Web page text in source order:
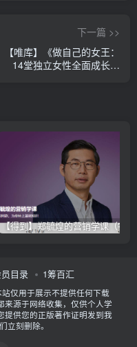
下一篇 >>
【唯库】《做自己的女王：
14堂独立女性全面成长课
【得到】郑毓煌的营销学课（完）
目录 1筹百汇
站仅用于展示不提供任何下载
来源于网络收集，仅供个人学
提供您的正版著作证明发到我
立刻删除。